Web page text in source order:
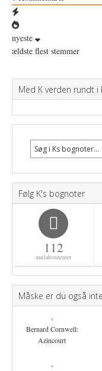
nyeste
ældste flest stemmer
Med K verden rundt i
Følg K's bognoter
112
mailabonnenter
Måske er du også
Bernard Cornwell:
Azincourt